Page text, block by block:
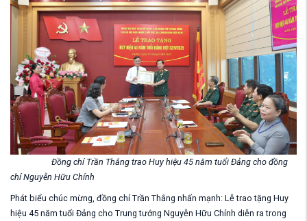
Đồng chí Trần Thắng trao Huy hiệu 45 năm tuổi Đảng cho đồng
chí Nguyễn Hữu Chính
Phát biểu chúc mừng, đồng chí Trần Thắng nhấn mạnh: Lễ trao tặng Huy
hiệu 45 năm tuổi Đảng cho Trung tướng Nguyễn Hữu Chính diễn ra trong